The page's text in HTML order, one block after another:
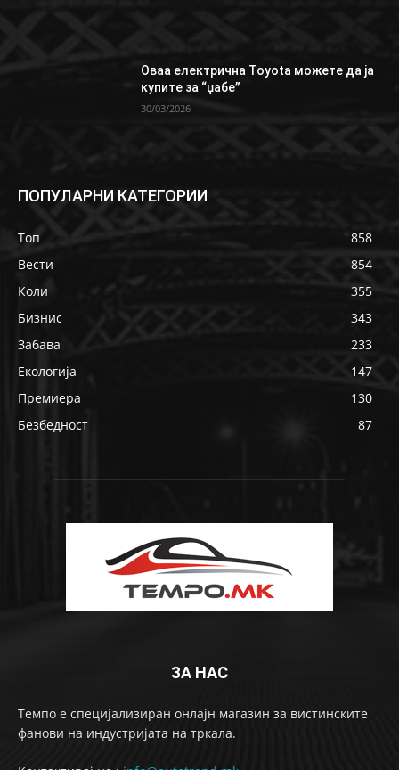
Oваа електрична Toyota можете да ја
купите за “џабе”
30/03/2026
ПОПУЛАРНИ КАТЕГОРИИ
Топ
858
Вести
854
Коли
355
Бизнис
343
Забава
233
Екологија
147
Премиера
130
Безбедност
87
ЗА НАС
Темпо е специјализиран онлајн магазин за вистинските
фанови на индустријата на тркала.